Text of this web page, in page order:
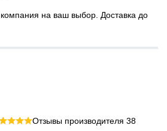
на ваш выбор. Доставка до
до момента отгрузки в ТК.
25%
Отзывы производителя 38